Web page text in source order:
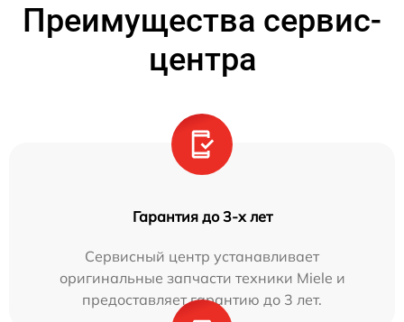
Преимущества сервис-
центра
Гарантия до 3-х лет
Сервисный центр устанавливает
оригинальные запчасти техники Miele и
предоставляет гарантию до 3 лет.